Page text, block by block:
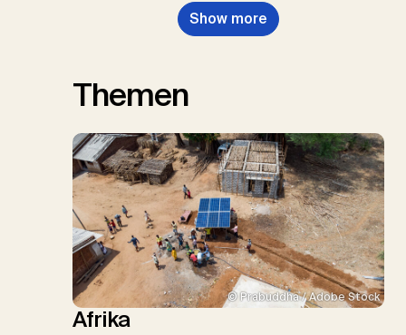
Show more
Themen
© Prabuddha / Adobe Stock
Afrika